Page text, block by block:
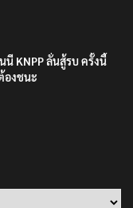
นี KNPP ลั่นสู้รบ ครั้งนี้
องชนะ